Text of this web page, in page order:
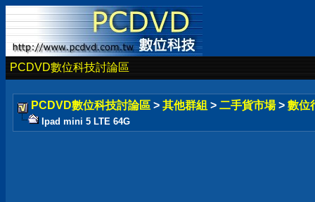
PCDVD數位科技討論區
PCDVD數位科技討論區 > 其他群組 > 二手貨市場 > 數位
Ipad mini 5 LTE 64G